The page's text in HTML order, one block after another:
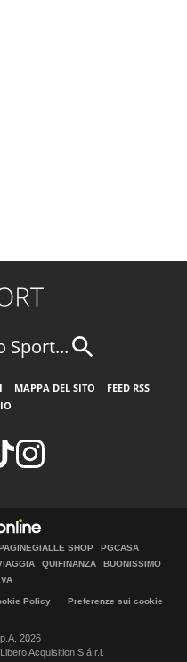
Sport...
MAPPA DEL SITO
FEED RSS
SHOP
PGCASA
QUIFINANZA
BUONISSIMO
Policy
Preferenze sui cookie
2026
Acquisition S.á r.l.